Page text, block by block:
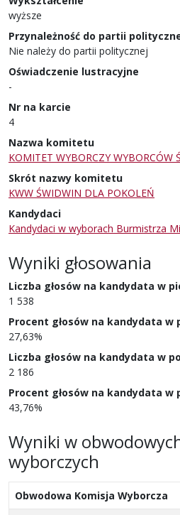
wyższe
Przynależność do partii
Nie należy do partii politycznej
Oświadczenie lustracyjne
-
Nr na karcie
4
Nazwa komitetu
KOMITET WYBORCZY WYBORCÓW
Skrót nazwy komitetu
KWW ŚWIDWIN DLA POKOLEŃ
Kandydaci
Kandydaci w wyborach Burmistrza
Wyniki głosowania
Liczba głosów na kandydata w
1 538
Procent głosów na kandydata w
27,63%
Liczba głosów na kandydata w
2 186
Procent głosów na kandydata w
43,76%
Wyniki w
wyborczych
Obwodowa Komisja Wyborcza